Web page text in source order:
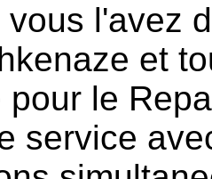
vous l'avez
et
pour le
service